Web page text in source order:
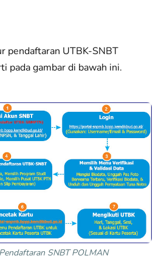
pendaftaran UTBK-SNBT
pada gambar di bawah ini.
SNBT POLMAN